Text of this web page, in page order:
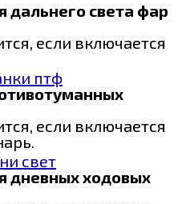
дальнего света фар
если включается
если включается
дневных ходовых